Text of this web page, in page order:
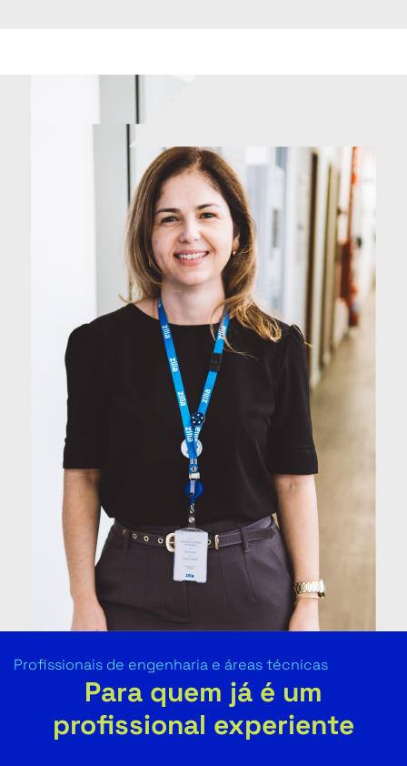
Profissionais de engenharia e áreas técnicas
Para quem já é um
profissional experiente